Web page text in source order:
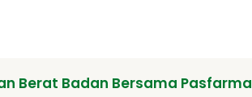
Berat Badan Bersama Pasfarma